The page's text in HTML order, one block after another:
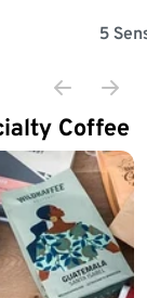
5
Coffee